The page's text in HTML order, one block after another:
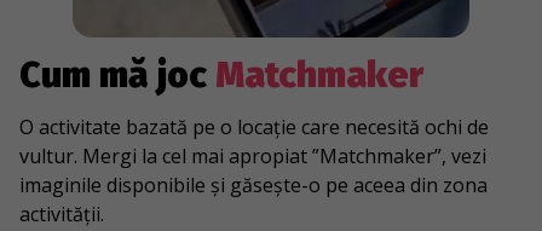
Cum mă joc Matchmaker
O activitate bazată pe o locație care necesită ochi de
vultur. Mergi la cel mai apropiat ”Matchmaker”, vezi
imaginile disponibile și găsește-o pe aceea din zona
activității.